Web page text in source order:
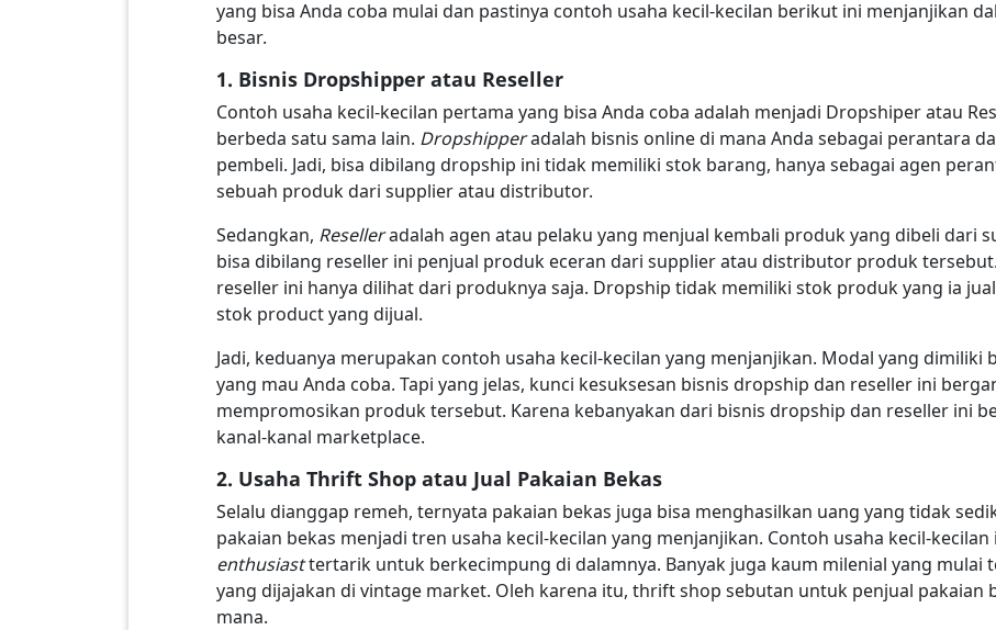
yang bisa Anda coba mulai dan pastinya contoh usaha kecil-kecilan berikut ini menjanjikan
besar.
1. Bisnis Dropshipper atau Reseller
Contoh usaha kecil-kecilan pertama yang bisa Anda coba adalah menjadi Dropshiper atau
berbeda satu sama lain. Dropshipperadalah bisnis online di mana Anda sebagai perantara
pembeli. Jadi, bisa dibilang dropship ini tidak memiliki stok barang, hanya sebagai agen
sebuah produk dari supplier atau distributor.
Sedangkan, Reselleradalah agen atau pelaku yang menjual kembali produk yang dibeli dari
bisa dibilang reseller ini penjual produk eceran dari supplier atau distributor produk
reseller ini hanya dilihat dari produknya saja. Dropship tidak memiliki stok produk yang ia
stok product yang dijual.
Jadi, keduanya merupakan contoh usaha kecil-kecilan yang menjanjikan. Modal yang dimiliki
yang mau Anda coba. Tapi yang jelas, kunci kesuksesan bisnis dropship dan reseller ini
mempromosikan produk tersebut. Karena kebanyakan dari bisnis dropship dan reseller ini
kanal-kanal marketplace.
2. Usaha Thrift Shop atau Jual Pakaian Bekas
Selalu dianggap remeh, ternyata pakaian bekas juga bisa menghasilkan uang yang tidak
pakaian bekas menjadi tren usaha kecil-kecilan yang menjanjikan. Contoh usaha kecil-
enthusiasttertarik untuk berkecimpung di dalamnya. Banyak juga kaum milenial yang mulai
yang dijajakan di vintage market. Oleh karena itu, thrift shop sebutan untuk penjual pakaian
mana.